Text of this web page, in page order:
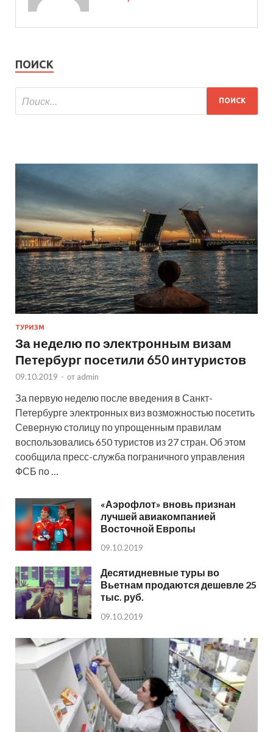
ПОИСК
ТУРИЗМ
За неделю по электронным визам
Петербург посетили 650 интуристов
09.10.2019 - от admin
За первую неделю после введения в Санкт-
Петербурге электронных виз возможностью посетить
Северную столицу по упрощенным правилам
воспользовались 650 туристов из 27 стран. Об этом
сообщила пресс-служба пограничного управления
ФСБ по …
«Аэрофлот» вновь признан
лучшей авиакомпанией
Восточной Европы
09.10.2019
Десятидневные туры во
Вьетнам продаются дешевле 25
тыс. руб.
09.10.2019